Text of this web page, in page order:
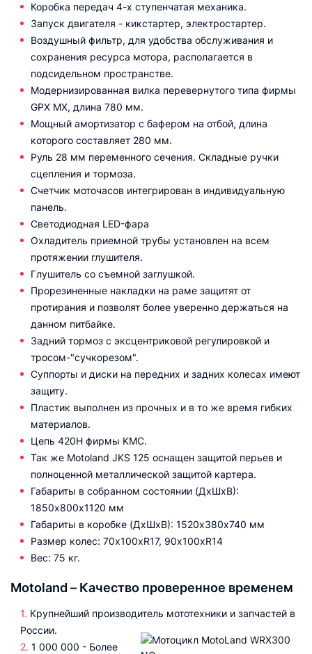
Коробка передач 4-х ступенчатая механика.
Запуск двигателя - кикстартер, электростартер.
Воздушный фильтр, для удобства обслуживания и
сохранения ресурса мотора, располагается в
подсидельном пространстве.
Модернизированная вилка перевернутого типа фирмы
GPX MX, длина 780 мм.
Мощный амортизатор с бафером на отбой, длина
которого составляет 280 мм.
Руль 28 мм переменного сечения. Складные ручки
сцепления и тормоза.
Счетчик моточасов интегрирован в индивидуальную
панель.
Светодиодная LED-фара
Охладитель приемной трубы установлен на всем
протяжении глушителя.
Глушитель со съемной заглушкой.
Прорезиненные накладки на раме защитят от
протирания и позволят более уверенно держаться на
данном питбайке.
Задний тормоз с эксцентриковой регулировкой и
тросом-"сучкорезом".
Cуппорты и диски на передних и задних колесах имеют
защиту.
Пластик выполнен из прочных и в то же время гибких
материалов.
Цепь 420H фирмы KMC.
Так же Motoland JKS 125 оснащен защитой перьев и
полноценной металлической защитой картера.
Габариты в собранном состоянии (ДхШхВ):
1850х800х1120 мм
Габариты в коробке (ДхШхВ): 1520х380х740 мм
Размер колес: 70х100хR17, 90х100хR14
Вес: 75 кг.
Motoland – Качество проверенное временем
Крупнейший производитель мототехники и запчастей в
России.
1 000 000 - Более